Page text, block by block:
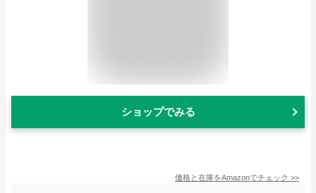
ショップでみる
価格と在庫をAmazonでチェック >>